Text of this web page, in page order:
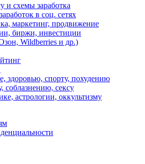
и схемы заработка
в соц. сетях
маркетинг, продвижение
биржи, инвестиции
Wildberries и др.)
здоровью, спорту, похудению
соблазнению, сексу
астрологии, оккультизму